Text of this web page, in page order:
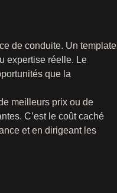
de conduite. Un template
expertise réelle. Le
que la
meilleurs prix ou de
C’est le coût caché
et en dirigeant les